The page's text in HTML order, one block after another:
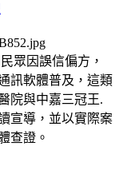
眾因誤信偏方，
訊軟體普及，這類
院與中嘉三冠王.
宣導，並以實際案
查證。